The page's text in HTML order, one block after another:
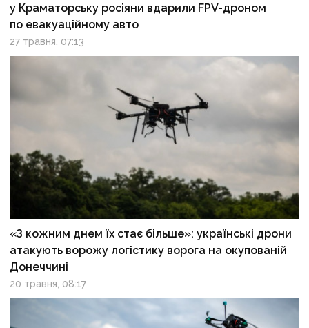
у Краматорську росіяни вдарили FPV-дроном
по евакуаційному авто
27 травня, 07:13
«З кожним днем їх стає більше»: українські дрони
атакують ворожу логістику ворога на окупованій
Донеччині
20 травня, 08:17